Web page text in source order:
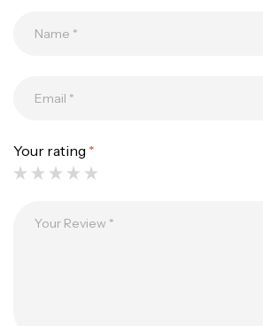
Your rating *
1.83m 120/250gr 30kg